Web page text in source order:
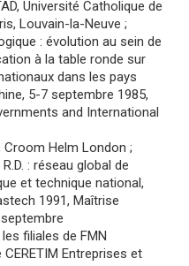
Université Catholique de
Louvain-la-Neuve ;
: évolution au sein de
à la table ronde sur
dans les pays
5-7 septembre 1985,
and International
Croom Helm London ;
: réseau global de
et technique national,
1991, Maîtrise
filiales de FMN
Entreprises et